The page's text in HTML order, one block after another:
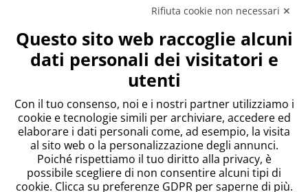
Meta
Accedi
Feed dei contenuti
Feed dei commenti
WordPress.org
Rifiuta cookie non necessari ✕
Questo sito web raccoglie alcuni
dati personali dei visitatori e
utenti
Con il tuo consenso, noi e i nostri partner utilizziamo i
cookie e tecnologie simili per archiviare, accedere ed
elaborare i dati personali come, ad esempio, la visita
al sito web o la personalizzazione degli annunci.
Poiché rispettiamo il tuo diritto alla privacy, è
possibile scegliere di non consentire alcuni tipi di
cookie. Clicca su preferenze GDPR per saperne di più.